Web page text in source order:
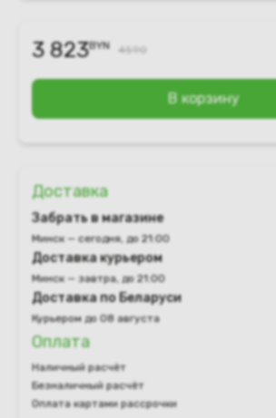
3 823BYN 4590
В корзину
Доставка
Забрать в магазине
Минск — сегодня, до 21:00
Доставка курьером
Минск — завтра, до 21:00
Доставка по Беларуси
Курьером до 08 августа
Оплата
Наличный расчёт
Безналичный расчёт
Оплата картами рассрочки